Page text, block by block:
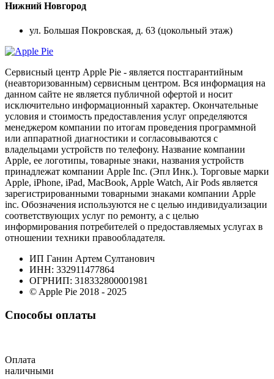
Нижний Новгород
ул. Большая Покровская, д. 63 (цокольный этаж)
Сервисный центр Apple Pie - является постгарантийным
(неавторизованным) сервисным центром. Вся информация на
данном сайте не является публичной офертой и носит
исключительно информационный характер. Окончательные
условия и стоимость предоставления услуг определяются
менеджером компании по итогам проведения программной
или аппаратной диагностики и согласовываются с
владельцами устройств по телефону. Название компании
Apple, ее логотипы, товарные знаки, названия устройств
принадлежат компании Apple Inc. (Эпл Инк.). Торговые марки
Apple, iPhone, iPad, MacBook, Apple Watch, Air Pods является
зарегистрированными товарными знаками компании Apple
inc. Обозначения используются не с целью индивидуализации
соответствующих услуг по ремонту, а с целью
информирования потребителей о предоставляемых услугах в
отношении техники правообладателя.
ИП Ганин Артем Султанович
ИНН: 332911477864
ОГРНИП: 318332800001981
© Apple Pie 2018 - 2025
Способы оплаты
Оплата
наличными